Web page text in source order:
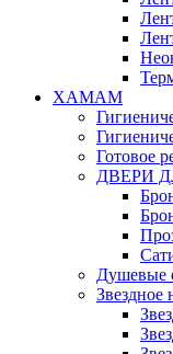
ХАМАМ
Готовое
ДВЕРИ
Душевые
Звездное